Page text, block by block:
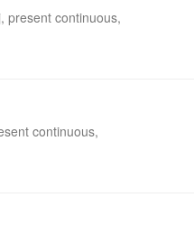
present continuous,
continuous,